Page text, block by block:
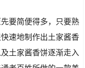
要简便得多，只要熟
速地制作出土家酱香
土家酱香饼逐渐走入